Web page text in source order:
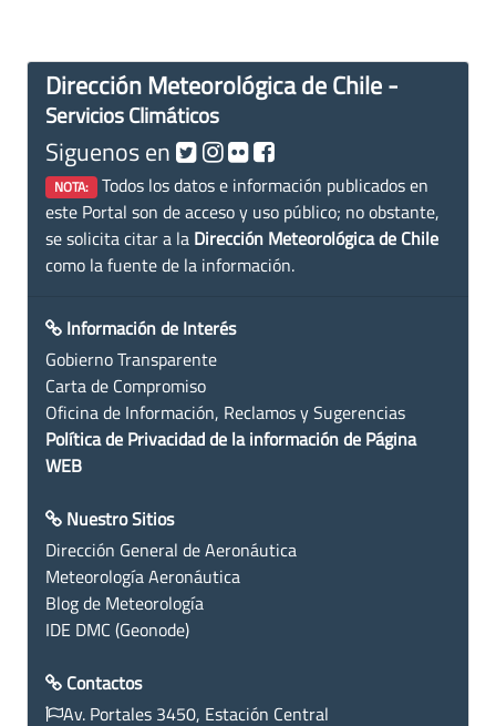
Dirección Meteorológica de Chile -
Servicios Climáticos
Siguenos en
NOTA: Todos los datos e información publicados en
este Portal son de acceso y uso público; no obstante,
se solicita citar a la Dirección Meteorológica de Chile
como la fuente de la información.
Información de Interés
Gobierno Transparente
Carta de Compromiso
Oficina de Información, Reclamos y Sugerencias
Política de Privacidad de la información de Página
WEB
Nuestro Sitios
Dirección General de Aeronáutica
Meteorología Aeronáutica
Blog de Meteorología
IDE DMC (Geonode)
Contactos
Av. Portales 3450, Estación Central